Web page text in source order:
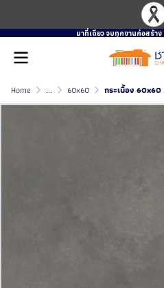
มาที่เดียว จบทุกงานก่อสร้า
Home ... 60x60 กระเบื้อง